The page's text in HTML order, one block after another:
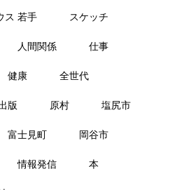
ス 若手 スケッチ
人間関係 仕事
健康 全世代
版 原村 塩尻市
富士見町 岡谷市
情報発信 本